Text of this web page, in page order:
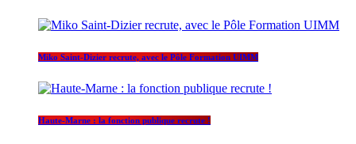
Miko Saint-Dizier recrute, avec le Pôle Formation UIMM
Haute-Marne : la fonction publique recrute !